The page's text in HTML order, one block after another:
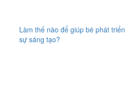
Làm thế nào để giúp bé phát triển
sự sáng tạo?